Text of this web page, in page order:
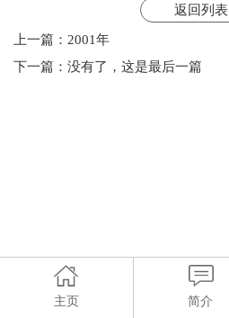
返回列表
上一篇： 2001年
下一篇：没有了，这是最后一篇
主页 简介